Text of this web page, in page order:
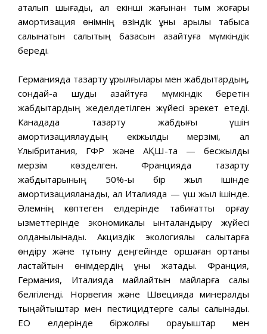
ақталып шығады, ал екінші жағынан тым жоғары
амортизация өнімнің өзіндік құны арқылы табысқа
салынатын салықтың базасын азайтуға мүмкіндік
береді.
Германияда тазарту құрылғылары мен жабдықтардың,
сондай-ақ шуды азайтуға мүмкіндік беретін
жабдықтардың жеделдетілген жүйесі эрекет етеді.
Канадада тазарту жабдығы үшін
амортизациялаудың екіжылдық мерзімі, ал
Ұлыбритания, ГФР және АҚШ-та — бесжылдық
мерзім көзделген. Францияда тазарту
жабдықтарының 50%-ы бір жыл ішінде
амортизацияланады, ал Италияда — үш жыл ішінде.
Әлемнің көптеген елдерінде табиғатты қорғау
қызметтерінде экономикалық ынталандыру жүйесі
қолданылынады. Акциздік экологиялық салықтарға
өндіру және тұтыну деңгейінде қоршаған ортаны
ластайтын өнімдердің құны жатады. Франция,
Германия, Италияда майлайтын майларға салық
белгіленді. Норвегия және Швецияда минералдық
тыңайтқыштар мен пестицидтерге салық салынады.
ЕО елдерінде біржолғы орауыштар мен